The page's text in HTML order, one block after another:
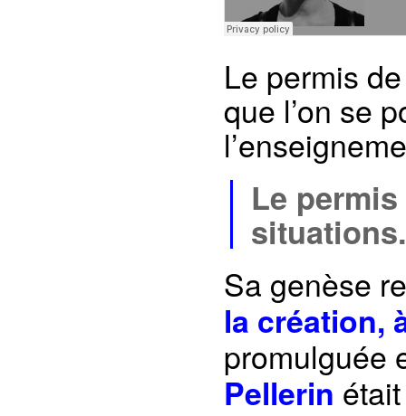
Le permis
que l’on se
Le
situations.
Sa genèse
la création,
promulguée
Pellerin